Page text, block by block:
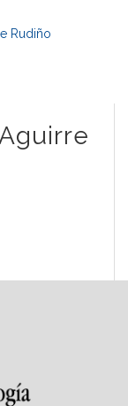
Rudiño